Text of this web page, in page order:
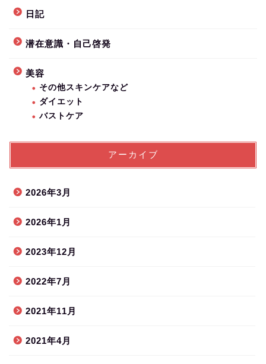
日記
潜在意識・自己啓発
美容
その他スキンケアなど
ダイエット
バストケア
アーカイブ
2026年3月
2026年1月
2023年12月
2022年7月
2021年11月
2021年4月